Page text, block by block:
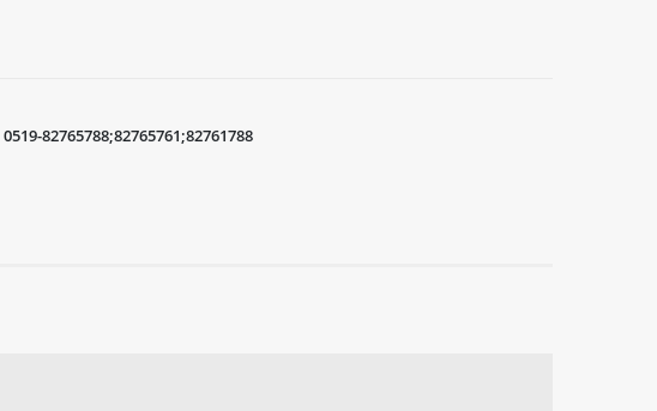
0519-82765788;82765761;82761788